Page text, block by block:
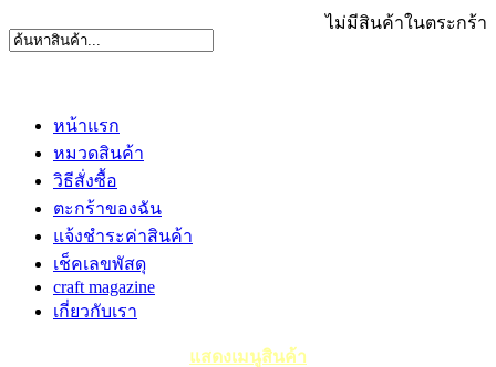
ไม่มีสินค้าในตระกร้า
หน้าแรก
หมวดสินค้า
วิธีสั่งซื้อ
ตะกร้าของฉัน
แจ้งชำระค่าสินค้า
เช็คเลขพัสดุ
craft magazine
เกี่ยวกับเรา
แสดงเมนูสินค้า